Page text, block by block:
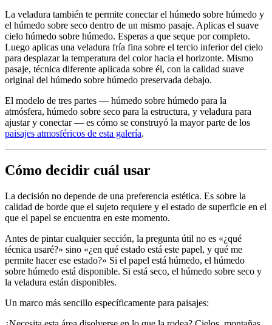
La veladura también te permite conectar el húmedo sobre húmedo y
el húmedo sobre seco dentro de un mismo pasaje. Aplicas el suave
cielo húmedo sobre húmedo. Esperas a que seque por completo.
Luego aplicas una veladura fría fina sobre el tercio inferior del cielo
para desplazar la temperatura del color hacia el horizonte. Mismo
pasaje, técnica diferente aplicada sobre él, con la calidad suave
original del húmedo sobre húmedo preservada debajo.
El modelo de tres partes — húmedo sobre húmedo para la
atmósfera, húmedo sobre seco para la estructura, y veladura para
ajustar y conectar — es cómo se construyó la mayor parte de los
paisajes atmosféricos de esta galería.
Cómo decidir cuál usar
La decisión no depende de una preferencia estética. Es sobre la
calidad de borde que el sujeto requiere y el estado de superficie en el
que el papel se encuentra en este momento.
Antes de pintar cualquier sección, la pregunta útil no es «¿qué
técnica usaré?» sino «¿en qué estado está este papel, y qué me
permite hacer ese estado?» Si el papel está húmedo, el húmedo
sobre húmedo está disponible. Si está seco, el húmedo sobre seco y
la veladura están disponibles.
Un marco más sencillo específicamente para paisajes: